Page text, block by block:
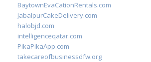
BaytownEvaCationRentals.com
JabalpurCakeDelivery.com
halobjd.com
intelligenceqatar.com
PikaPikaApp.com
takecareofbusinessdfw.org